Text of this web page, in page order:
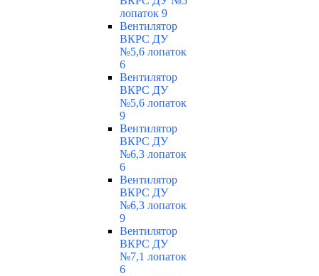
лопаток 9
Вентилятор
ВКРС ДУ
№5,6 лопаток
6
Вентилятор
ВКРС ДУ
№5,6 лопаток
9
Вентилятор
ВКРС ДУ
№6,3 лопаток
6
Вентилятор
ВКРС ДУ
№6,3 лопаток
9
Вентилятор
ВКРС ДУ
№7,1 лопаток
6